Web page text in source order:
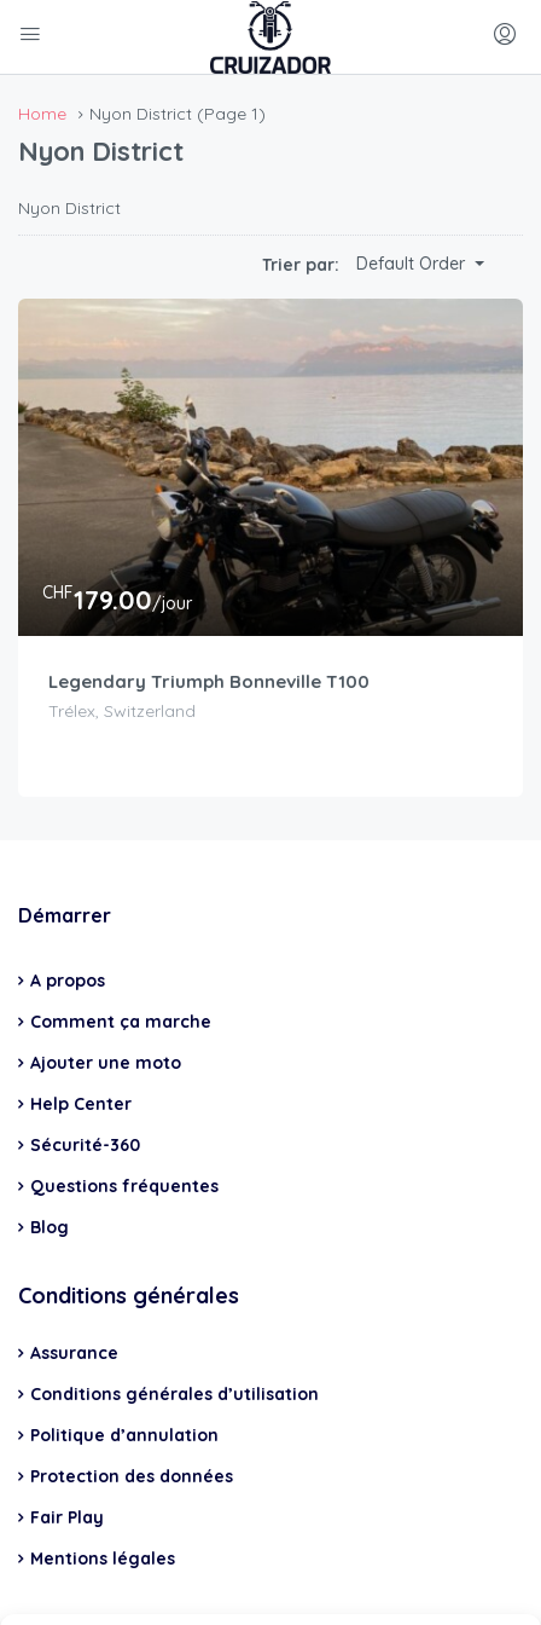
Home Nyon District (Page 1)
Nyon District
Nyon District
Trier par: Default Order
CHF179.00/jour
Legendary Triumph Bonneville T100
Trélex, Switzerland
Démarrer
A propos
Comment ça marche
Ajouter une moto
Help Center
Sécurité-360
Questions fréquentes
Blog
Conditions générales
Assurance
Conditions générales d’utilisation
Politique d’annulation
Protection des données
Fair Play
Mentions légales